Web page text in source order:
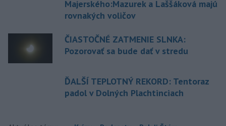
Majerského:Mazurek a Laššáková majú
rovnakých voličov
ČIASTOČNÉ ZATMENIE SLNKA:
Pozorovať sa bude dať v stredu
ĎALŠÍ TEPLOTNÝ REKORD: Tentoraz
padol v Dolných Plachtinciach